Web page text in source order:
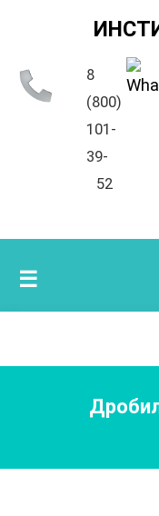
8
(800)
101-
39-
52
☰